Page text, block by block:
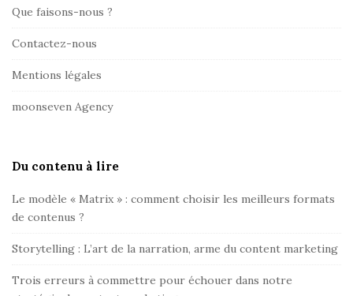
Que faisons-nous ?
Contactez-nous
Mentions légales
moonseven Agency
Du contenu à lire
Le modèle « Matrix » : comment choisir les meilleurs formats
de contenus ?
Storytelling : L’art de la narration, arme du content marketing
Trois erreurs à commettre pour échouer dans notre